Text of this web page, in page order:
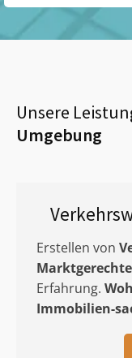
Unsere
Umgebung
Erstellen von
Marktgerechte
Erfahrung.
Immobilien-